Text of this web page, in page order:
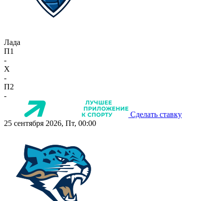
Лада
П1
-
X
-
П2
-
Сделать ставку
25 сентября 2026, Пт, 00:00